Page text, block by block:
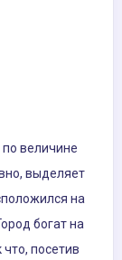
величине
выделяет
на
богат на
посетив